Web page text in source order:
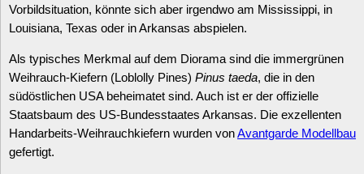
Vorbildsituation, könnte sich aber irgendwo am Mississippi, in
Louisiana, Texas oder in Arkansas abspielen.
Als typisches Merkmal auf dem Diorama sind die immergrünen
Weihrauch-Kiefern (Loblolly Pines) Pinus taeda, die in den
südöstlichen USA beheimatet sind. Auch ist er der offizielle
Staatsbaum des US-Bundesstaates Arkansas. Die exzellenten
Handarbeits-Weihrauchkiefern wurden vonAvantgarde Modellbau
gefertigt.